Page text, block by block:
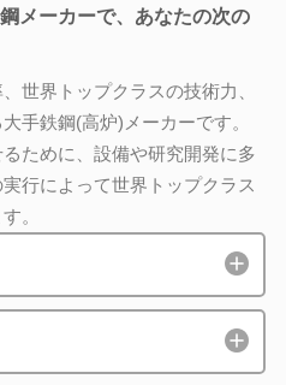
メーカーで、あなたの次の
世界トップクラスの技術力、
手鉄鋼(高炉)メーカーです。
ために、設備や研究開発に多
行によって世界トップクラス
。